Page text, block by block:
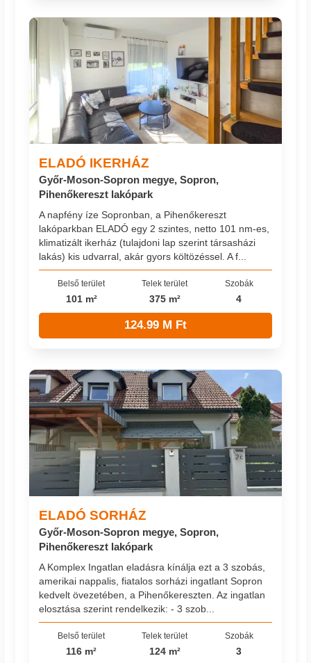
ELADÓ IKERHÁZ
Győr-Moson-Sopron megye, Sopron,
Pihenőkereszt lakópark
A napfény íze Sopronban, a Pihenőkereszt
lakóparkban ELADÓ egy 2 szintes, netto 101 nm-es,
klimatizált ikerház (tulajdoni lap szerint társasházi
lakás) kis udvarral, akár gyors költözéssel. A f...
Belső terület
101 m²
Telek terület
375 m²
Szobák
4
124.99 M Ft
ELADÓ SORHÁZ
Győr-Moson-Sopron megye, Sopron,
Pihenőkereszt lakópark
A Komplex Ingatlan eladásra kínálja ezt a 3 szobás,
amerikai nappalis, fiatalos sorházi ingatlant Sopron
kedvelt övezetében, a Pihenőkereszten. Az ingatlan
elosztása szerint rendelkezik: - 3 szob...
Belső terület
116 m²
Telek terület
124 m²
Szobák
3